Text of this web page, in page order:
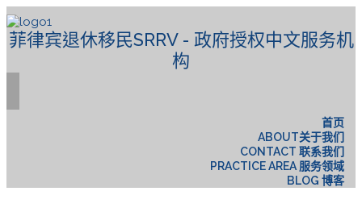
菲律宾退休移民SRRV - 政府授权中文服务机
构
首页
ABOUT关于我们
CONTACT 联系我们
PRACTICE AREA 服务领域
BLOG 博客